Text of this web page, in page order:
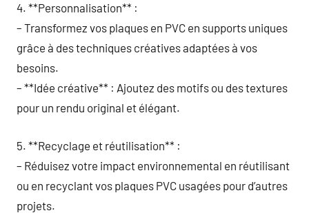
4. **Personnalisation** :
– Transformez vos plaques en PVC en supports uniques
grâce à des techniques créatives adaptées à vos
besoins.
– **Idée créative** : Ajoutez des motifs ou des textures
pour un rendu original et élégant.
5. **Recyclage et réutilisation** :
– Réduisez votre impact environnemental en réutilisant
ou en recyclant vos plaques PVC usagées pour d’autres
projets.